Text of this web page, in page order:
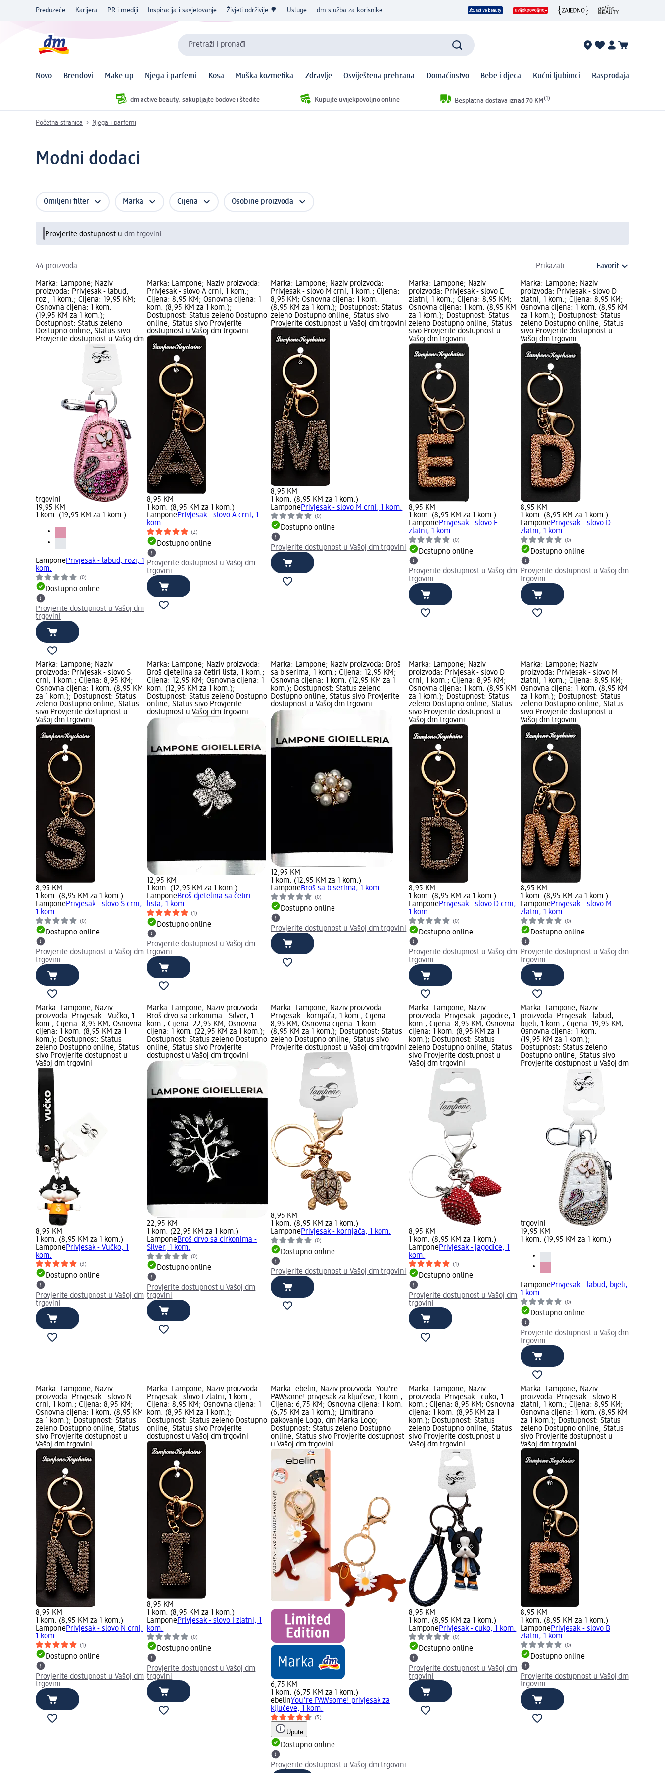
Preduzeće Karijera PR i mediji Inspiracija i savjetovanje Živjeti održivije 🌳 Usluge dm služba za korisnike
Pretraži i pronađi
Novo Brendovi Make up Njega i parfemi Kosa Muška kozmetika Zdravlje Osviještena prehrana Domaćinstvo Bebe i djeca Kućni ljubimci Rasprodaja
dm active beauty: sakupljajte bodove i štedite Kupujte uvijekpovoljno online Besplatna dostava iznad 70 KM (1)
Početna stranica Njega i parfemi
Modni dodaci
Omiljeni filter Marka Cijena Osobine proizvoda
Provjerite dostupnost u dm trgovini
44 proizvoda Prikazati:
Marka: Lampone; Naziv
proizvoda: Privjesak - labud,
rozi, 1 kom.; Cijena: 19,95 KM;
Osnovna cijena: 1 kom.
(19,95 KM za 1 kom.);
Dostupnost: Status zeleno
Dostupno online, Status sivo
Provjerite dostupnost u Vašoj dm
trgovini
19,95 KM
1 kom. (19,95 KM za 1 kom.)
LamponePrivjesak - labud, rozi, 1
kom.
(0)
Dostupno online
Provjerite dostupnost u Vašoj dm
trgovini
Marka: Lampone; Naziv proizvoda:
Privjesak - slovo A crni, 1 kom.;
Cijena: 8,95 KM; Osnovna cijena: 1
kom. (8,95 KM za 1 kom.);
Dostupnost: Status zeleno Dostupno
online, Status sivo Provjerite
dostupnost u Vašoj dm trgovini
8,95 KM
1 kom. (8,95 KM za 1 kom.)
LamponePrivjesak - slovo A crni, 1
kom.
(2)
Dostupno online
Provjerite dostupnost u Vašoj dm
trgovini
Marka: Lampone; Naziv proizvoda:
Privjesak - slovo M crni, 1 kom.; Cijena:
8,95 KM; Osnovna cijena: 1 kom.
(8,95 KM za 1 kom.); Dostupnost: Status
zeleno Dostupno online, Status sivo
Provjerite dostupnost u Vašoj dm trgovini
8,95 KM
1 kom. (8,95 KM za 1 kom.)
LamponePrivjesak - slovo M crni, 1 kom.
(0)
Dostupno online
Provjerite dostupnost u Vašoj dm trgovini
Marka: Lampone; Naziv
proizvoda: Privjesak - slovo E
zlatni, 1 kom.; Cijena: 8,95 KM;
Osnovna cijena: 1 kom. (8,95 KM
za 1 kom.); Dostupnost: Status
zeleno Dostupno online, Status
sivo Provjerite dostupnost u
Vašoj dm trgovini
8,95 KM
1 kom. (8,95 KM za 1 kom.)
LamponePrivjesak - slovo E
zlatni, 1 kom.
(0)
Dostupno online
Provjerite dostupnost u Vašoj dm
trgovini
Marka: Lampone; Naziv
proizvoda: Privjesak - slovo D
zlatni, 1 kom.; Cijena: 8,95 KM;
Osnovna cijena: 1 kom. (8,95 KM
za 1 kom.); Dostupnost: Status
zeleno Dostupno online, Status
sivo Provjerite dostupnost u
Vašoj dm trgovini
8,95 KM
1 kom. (8,95 KM za 1 kom.)
LamponePrivjesak - slovo D
zlatni, 1 kom.
(0)
Dostupno online
Provjerite dostupnost u Vašoj dm
trgovini
Marka: Lampone; Naziv
proizvoda: Privjesak - slovo S
crni, 1 kom.; Cijena: 8,95 KM;
Osnovna cijena: 1 kom. (8,95 KM
za 1 kom.); Dostupnost: Status
zeleno Dostupno online, Status
sivo Provjerite dostupnost u
Vašoj dm trgovini
8,95 KM
1 kom. (8,95 KM za 1 kom.)
LamponePrivjesak - slovo S crni,
1 kom.
(0)
Dostupno online
Provjerite dostupnost u Vašoj dm
trgovini
Marka: Lampone; Naziv proizvoda:
Broš djetelina sa četiri lista, 1 kom.;
Cijena: 12,95 KM; Osnovna cijena: 1
kom. (12,95 KM za 1 kom.);
Dostupnost: Status zeleno Dostupno
online, Status sivo Provjerite
dostupnost u Vašoj dm trgovini
12,95 KM
1 kom. (12,95 KM za 1 kom.)
LamponeBroš djetelina sa četiri
lista, 1 kom.
(1)
Dostupno online
Provjerite dostupnost u Vašoj dm
trgovini
Marka: Lampone; Naziv proizvoda: Broš
sa biserima, 1 kom.; Cijena: 12,95 KM;
Osnovna cijena: 1 kom. (12,95 KM za 1
kom.); Dostupnost: Status zeleno
Dostupno online, Status sivo Provjerite
dostupnost u Vašoj dm trgovini
12,95 KM
1 kom. (12,95 KM za 1 kom.)
LamponeBroš sa biserima, 1 kom.
(0)
Dostupno online
Provjerite dostupnost u Vašoj dm trgovini
Marka: Lampone; Naziv
proizvoda: Privjesak - slovo D
crni, 1 kom.; Cijena: 8,95 KM;
Osnovna cijena: 1 kom. (8,95 KM
za 1 kom.); Dostupnost: Status
zeleno Dostupno online, Status
sivo Provjerite dostupnost u
Vašoj dm trgovini
8,95 KM
1 kom. (8,95 KM za 1 kom.)
LamponePrivjesak - slovo D crni,
1 kom.
(0)
Dostupno online
Provjerite dostupnost u Vašoj dm
trgovini
Marka: Lampone; Naziv
proizvoda: Privjesak - slovo M
zlatni, 1 kom.; Cijena: 8,95 KM;
Osnovna cijena: 1 kom. (8,95 KM
za 1 kom.); Dostupnost: Status
zeleno Dostupno online, Status
sivo Provjerite dostupnost u
Vašoj dm trgovini
8,95 KM
1 kom. (8,95 KM za 1 kom.)
LamponePrivjesak - slovo M
zlatni, 1 kom.
(0)
Dostupno online
Provjerite dostupnost u Vašoj dm
trgovini
Marka: Lampone; Naziv
proizvoda: Privjesak - Vučko, 1
kom.; Cijena: 8,95 KM; Osnovna
cijena: 1 kom. (8,95 KM za 1
kom.); Dostupnost: Status
zeleno Dostupno online, Status
sivo Provjerite dostupnost u
Vašoj dm trgovini
8,95 KM
1 kom. (8,95 KM za 1 kom.)
LamponePrivjesak - Vučko, 1
kom.
(3)
Dostupno online
Provjerite dostupnost u Vašoj dm
trgovini
Marka: Lampone; Naziv proizvoda:
Broš drvo sa cirkonima - Silver, 1
kom.; Cijena: 22,95 KM; Osnovna
cijena: 1 kom. (22,95 KM za 1 kom.);
Dostupnost: Status zeleno Dostupno
online, Status sivo Provjerite
dostupnost u Vašoj dm trgovini
22,95 KM
1 kom. (22,95 KM za 1 kom.)
LamponeBroš drvo sa cirkonima -
Silver, 1 kom.
(0)
Dostupno online
Provjerite dostupnost u Vašoj dm
trgovini
Marka: Lampone; Naziv proizvoda:
Privjesak - kornjača, 1 kom.; Cijena:
8,95 KM; Osnovna cijena: 1 kom.
(8,95 KM za 1 kom.); Dostupnost: Status
zeleno Dostupno online, Status sivo
Provjerite dostupnost u Vašoj dm trgovini
8,95 KM
1 kom. (8,95 KM za 1 kom.)
LamponePrivjesak - kornjača, 1 kom.
(0)
Dostupno online
Provjerite dostupnost u Vašoj dm trgovini
Marka: Lampone; Naziv
proizvoda: Privjesak - jagodice, 1
kom.; Cijena: 8,95 KM; Osnovna
cijena: 1 kom. (8,95 KM za 1
kom.); Dostupnost: Status
zeleno Dostupno online, Status
sivo Provjerite dostupnost u
Vašoj dm trgovini
8,95 KM
1 kom. (8,95 KM za 1 kom.)
LamponePrivjesak - jagodice, 1
kom.
(1)
Dostupno online
Provjerite dostupnost u Vašoj dm
trgovini
Marka: Lampone; Naziv
proizvoda: Privjesak - labud,
bijeli, 1 kom.; Cijena: 19,95 KM;
Osnovna cijena: 1 kom.
(19,95 KM za 1 kom.);
Dostupnost: Status zeleno
Dostupno online, Status sivo
Provjerite dostupnost u Vašoj dm
trgovini
19,95 KM
1 kom. (19,95 KM za 1 kom.)
LamponePrivjesak - labud, bijeli,
1 kom.
(0)
Dostupno online
Provjerite dostupnost u Vašoj dm
trgovini
Marka: Lampone; Naziv
proizvoda: Privjesak - slovo N
crni, 1 kom.; Cijena: 8,95 KM;
Osnovna cijena: 1 kom. (8,95 KM
za 1 kom.); Dostupnost: Status
zeleno Dostupno online, Status
sivo Provjerite dostupnost u
Vašoj dm trgovini
8,95 KM
1 kom. (8,95 KM za 1 kom.)
LamponePrivjesak - slovo N crni,
1 kom.
(1)
Dostupno online
Provjerite dostupnost u Vašoj dm
trgovini
Marka: Lampone; Naziv proizvoda:
Privjesak - slovo I zlatni, 1 kom.;
Cijena: 8,95 KM; Osnovna cijena: 1
kom. (8,95 KM za 1 kom.);
Dostupnost: Status zeleno Dostupno
online, Status sivo Provjerite
dostupnost u Vašoj dm trgovini
8,95 KM
1 kom. (8,95 KM za 1 kom.)
LamponePrivjesak - slovo I zlatni, 1
kom.
(0)
Dostupno online
Provjerite dostupnost u Vašoj dm
trgovini
Marka: ebelin; Naziv proizvoda: You're
PAWsome! privjesak za ključeve, 1 kom.;
Cijena: 6,75 KM; Osnovna cijena: 1 kom.
(6,75 KM za 1 kom.); Limitirano
pakovanje Logo, dm Marka Logo;
Dostupnost: Status zeleno Dostupno
online, Status sivo Provjerite dostupnost
u Vašoj dm trgovini
6,75 KM
1 kom. (6,75 KM za 1 kom.)
ebelinYou're PAWsome! privjesak za
ključeve, 1 kom.
(5)
Upute
Dostupno online
Provjerite dostupnost u Vašoj dm trgovini
Marka: Lampone; Naziv
proizvoda: Privjesak - cuko, 1
kom.; Cijena: 8,95 KM; Osnovna
cijena: 1 kom. (8,95 KM za 1
kom.); Dostupnost: Status
zeleno Dostupno online, Status
sivo Provjerite dostupnost u
Vašoj dm trgovini
8,95 KM
1 kom. (8,95 KM za 1 kom.)
LamponePrivjesak - cuko, 1 kom.
(0)
Dostupno online
Provjerite dostupnost u Vašoj dm
trgovini
Marka: Lampone; Naziv
proizvoda: Privjesak - slovo B
zlatni, 1 kom.; Cijena: 8,95 KM;
Osnovna cijena: 1 kom. (8,95 KM
za 1 kom.); Dostupnost: Status
zeleno Dostupno online, Status
sivo Provjerite dostupnost u
Vašoj dm trgovini
8,95 KM
1 kom. (8,95 KM za 1 kom.)
LamponePrivjesak - slovo B
zlatni, 1 kom.
(0)
Dostupno online
Provjerite dostupnost u Vašoj dm
trgovini